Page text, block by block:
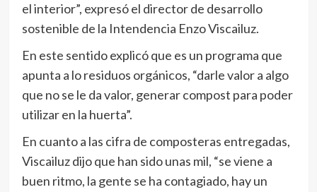
el interior”, expresó el director de desarrollo
sostenible de la Intendencia Enzo Viscailuz.
En este sentido explicó que es un programa que
apunta a lo residuos orgánicos, “darle valor a algo
que no se le da valor, generar compost para poder
utilizar en la huerta”.
En cuanto a las cifra de composteras entregadas,
Viscailuz dijo que han sido unas mil, “se viene a
buen ritmo, la gente se ha contagiado, hay un